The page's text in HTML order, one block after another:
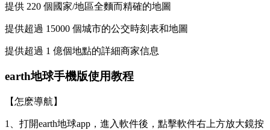
提供 220 個國家/地區全麵而精確的地圖
提供超過 15000 個城市的公交時刻表和地圖
提供超過 1 億個地點的詳細商家信息
earth地球手機版使用教程
【怎麽導航】
1、打開earth地球app，進入軟件後，點擊軟件右上方放大鏡按